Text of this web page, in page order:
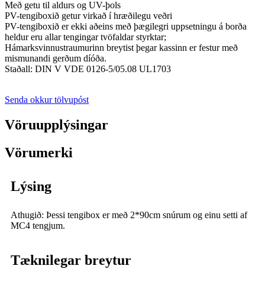
Með getu til aldurs og UV-þols
PV-tengiboxið getur virkað í hræðilegu veðri
PV-tengiboxið er ekki aðeins með þægilegri uppsetningu á borða
heldur eru allar tengingar tvöfaldar styrktar;
Hámarksvinnustraumurinn breytist þegar kassinn er festur með
mismunandi gerðum díóða.
Staðall: DIN V VDE 0126-5/05.08 UL1703
Senda okkur tölvupóst
Vöruupplýsingar
Vörumerki
Lýsing
Athugið: Þessi tengibox er með 2*90cm snúrum og einu setti af
MC4 tengjum.
Tæknilegar breytur